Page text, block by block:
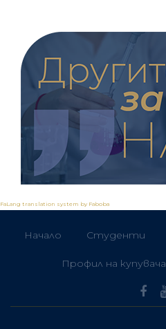
FaLang translation system by Faboba
Начало Студенти
Профил на купувача